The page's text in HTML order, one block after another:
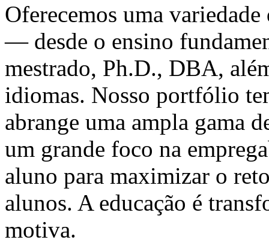
Oferecemos uma
— desde o ensino
mestrado, Ph.D., DBA,
idiomas. Nosso portfólio
abrange uma ampla gama
um grande foco na
aluno para maximizar o
alunos. A educação é
motiva.